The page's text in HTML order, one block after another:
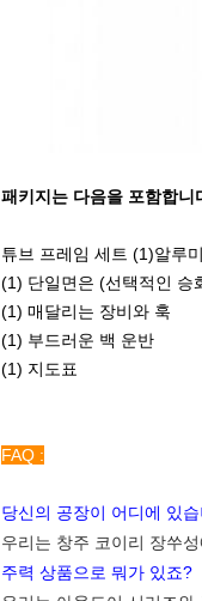
패키지는 다음을 포함합니
튜브 프레임 세트 (1)알루
(1) 단일면은 (선택적인 승
(1) 매달리는 장비와 훅
(1) 부드러운 백 운반
(1) 지도표
FAQ :
당신의 공장이 어디에 있
우리는 창주 코이리 장쑤
주력 상품으로 뭐가 있죠?